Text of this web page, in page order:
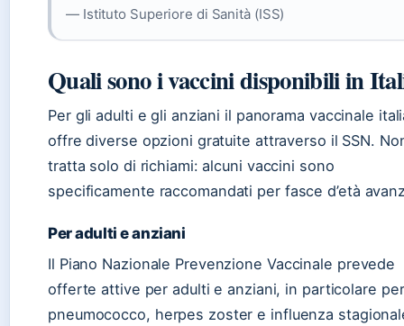
— Istituto Superiore di Sanità (ISS)
Quali sono i vaccini disponibili in
Per gli adulti e gli anziani il panorama vaccinale
offre diverse opzioni gratuite attraverso il SSN.
tratta solo di richiami: alcuni vaccini sono
specificamente raccomandati per fasce d’età
Per adulti e anziani
Il Piano Nazionale Prevenzione Vaccinale prevede
offerte attive per adulti e anziani, in particolare per
pneumococco, herpes zoster e influenza